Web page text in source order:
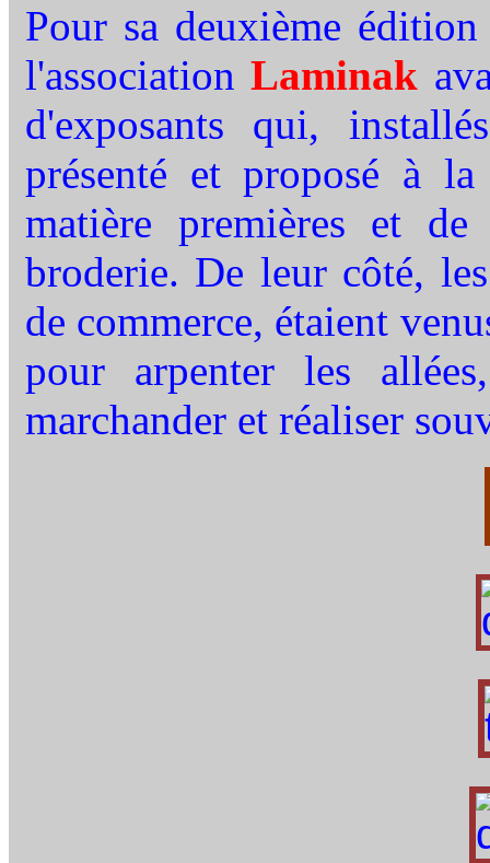
Pour sa deuxième
l'associationLaminak
d'exposants qui,
présenté et proposé à
matière premières et
broderie. De leur côté,
de commerce, étaient
pour arpenter les
marchander et réaliser